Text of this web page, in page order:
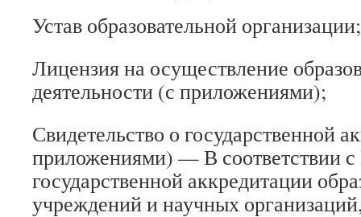
Устав образовательной организации;
Лицензия на осуществление
деятельности (с приложениями);
Свидетельство о государственной
приложениями) — В соответствии
государственной аккредитации
учреждений и научных